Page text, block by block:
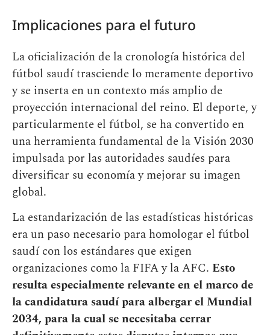
Implicaciones para el futuro
La oficialización de la cronología histórica del
fútbol saudí trasciende lo meramente deportivo
y se inserta en un contexto más amplio de
proyección internacional del reino. El deporte, y
particularmente el fútbol, se ha convertido en
una herramienta fundamental de la Visión 2030
impulsada por las autoridades saudíes para
diversificar su economía y mejorar su imagen
global.
La estandarización de las estadísticas históricas
era un paso necesario para homologar el fútbol
saudí con los estándares que exigen
organizaciones como la FIFA y la AFC. Esto
resulta especialmente relevante en el marco de
la candidatura saudí para albergar el Mundial
2034, para la cual se necesitaba cerrar